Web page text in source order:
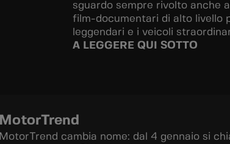
sguardo sempre rivolto anche
film-documentari di alto livello
leggendari e i veicoli
A LEGGERE QUI SOTTO
MotorTrend
MotorTrend cambia nome: dal 4 gennaio si